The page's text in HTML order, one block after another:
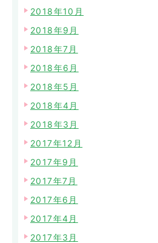
2018年10月
2018年9月
2018年7月
2018年6月
2018年5月
2018年4月
2018年3月
2017年12月
2017年9月
2017年7月
2017年6月
2017年4月
2017年3月